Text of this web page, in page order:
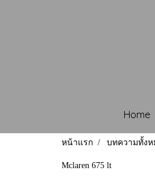
Home
หน้าแรก บทความทั้งห
Mclaren 675 lt